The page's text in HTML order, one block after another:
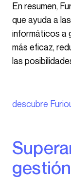
En resumen, Furious es una plataforma integrada
que ayuda a
informáticos a
más eficaz,
las
descubre
Superar los retos de la